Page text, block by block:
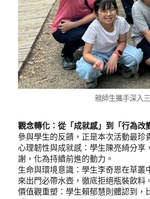
親師生攜手深入
觀念轉化：從「成就感」到「行為改
參與學生的反饋，正是本次活動最珍
心理韌性與成就感：學生陳亮綺分享
謝，化為持續前進的動力。
生命與環境意識：學生李奇恩在草
來出門必帶水壺，徹底拒絕瓶裝飲料
價值觀重塑：學生賴郁慧則體認到，